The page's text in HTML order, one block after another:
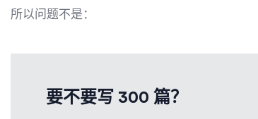
所以问题不是：
要不要写 300 篇？